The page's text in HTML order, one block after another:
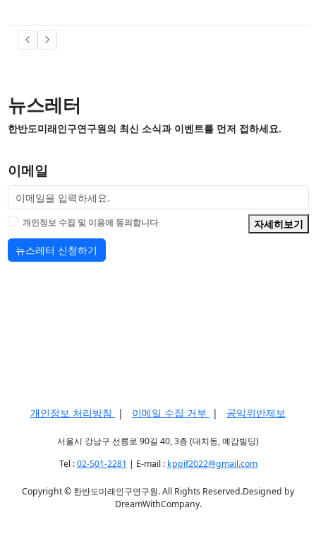
뉴스레터
한반도미래인구연구원의 최신 소식과 이벤트를 먼저 접하세요.
이메일
개인정보 수집 및 이용에 동의합니다
자세히보기
뉴스레터 신청하기
개인정보 처리방침 | 이메일 수집 거부 | 공익위반제보
서울시 강남구 선릉로 90길 40, 3층 (대치동, 예감빌딩)
Tel :02-501-2281 | E-mail : kppif2022@gmail.com
Copyright © 한반도미래인구연구원. All Rights Reserved.Designed by
DreamWithCompany.